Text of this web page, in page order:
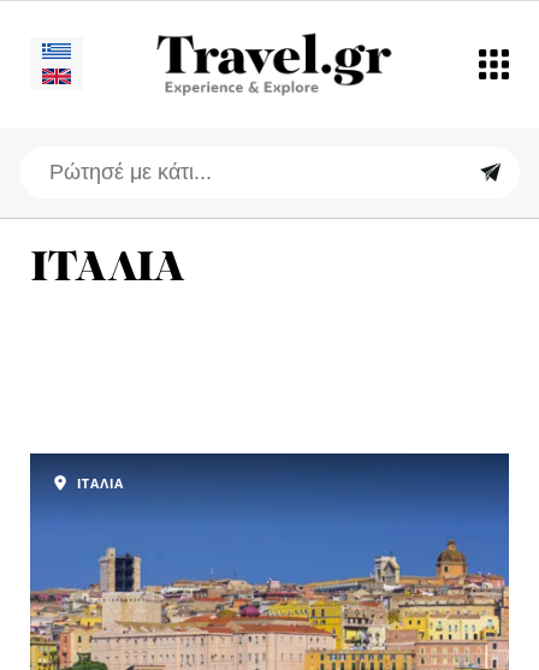
ΙΤΑΛΙΑ
ΙΤΑΛΙΑ